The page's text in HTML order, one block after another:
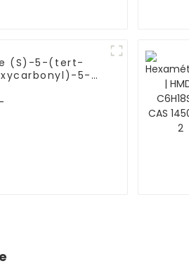
(S)-5-(tert-
5-
|